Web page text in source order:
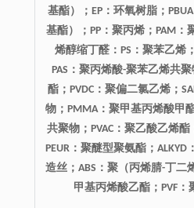
基酯）；EP：环氧树脂；
基酯）；PP：聚丙烯；PAM：
烯醇缩丁醛：PS：聚苯乙烯
PAS：聚丙烯酸-聚苯乙烯共
酯；PVDC：聚偏二氯乙烯；
物；PMMA：聚甲基丙烯酸甲
共聚物；PVAC：聚乙酸乙烯酯
PEUR：聚醚型聚氨酯；ALKYD
造丝；ABS：聚（丙烯腈-丁二
甲基丙烯酸乙酯；PVF：